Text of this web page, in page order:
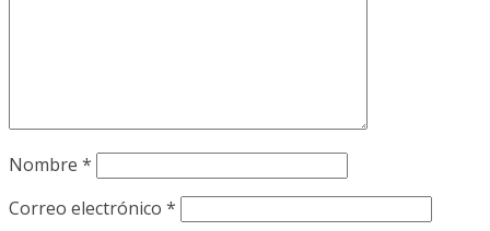
Nombre *
Correo electrónico *